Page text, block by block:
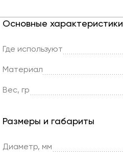
Основные характеристики
Где используют
Материал
Вес, гр
Размеры и габариты
Диаметр, мм